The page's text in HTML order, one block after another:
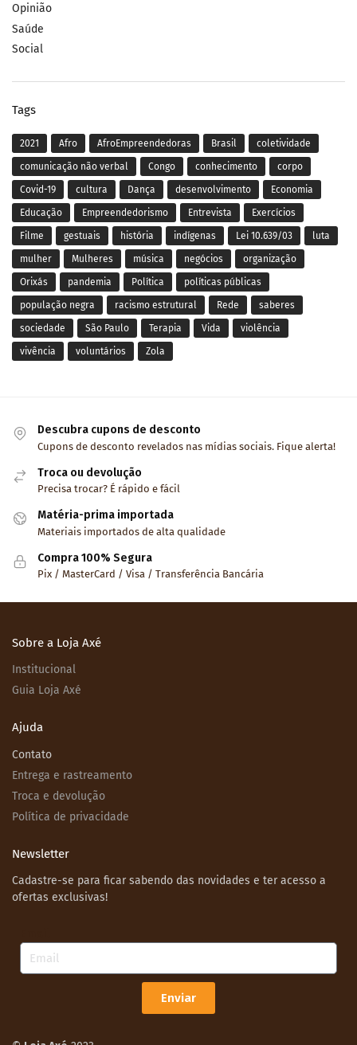
Opinião
Saúde
Social
Tags
2021 Afro AfroEmpreendedoras Brasil coletividade
comunicação não verbal Congo conhecimento corpo
Covid-19 cultura Dança desenvolvimento Economia
Educação Empreendedorismo Entrevista Exercícios
Filme gestuais história indígenas Lei 10.639/03 luta
mulher Mulheres música negócios organização
Orixás pandemia Política políticas públicas
população negra racismo estrutural Rede saberes
sociedade São Paulo Terapia Vida violência
vivência voluntários Zola
Descubra cupons de desconto
Cupons de desconto revelados nas mídias sociais. Fique alerta!
Troca ou devolução
Precisa trocar? É rápido e fácil
Matéria-prima importada
Materiais importados de alta qualidade
Compra 100% Segura
Pix / MasterCard / Visa / Transferência Bancária
Sobre a Loja Axé
Institucional
Guia Loja Axé
Ajuda
Contato
Entrega e rastreamento
Troca e devolução
Política de privacidade
Newsletter
Cadastre-se para ficar sabendo das novidades e ter acesso a
ofertas exclusivas!
Enviar